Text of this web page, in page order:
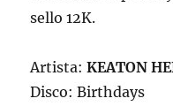
sello 12K.
Artista:KEATON
Disco: Birthdays